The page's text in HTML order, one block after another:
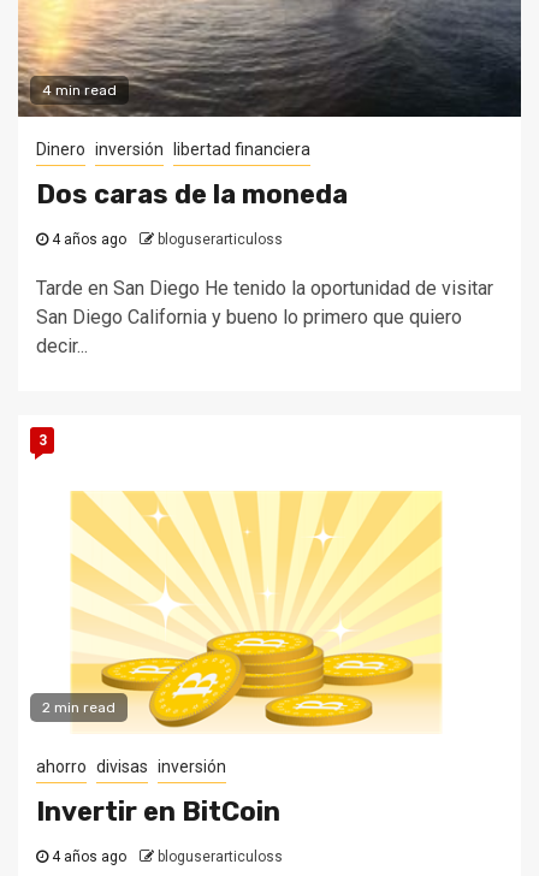
4 min read
Dinero inversión libertad financiera
Dos caras de la moneda
4 años ago bloguserarticuloss
Tarde en San Diego He tenido la oportunidad de visitar
San Diego California y bueno lo primero que quiero
decir...
2 min read
3
ahorro divisas inversión
Invertir en BitCoin
4 años ago bloguserarticuloss